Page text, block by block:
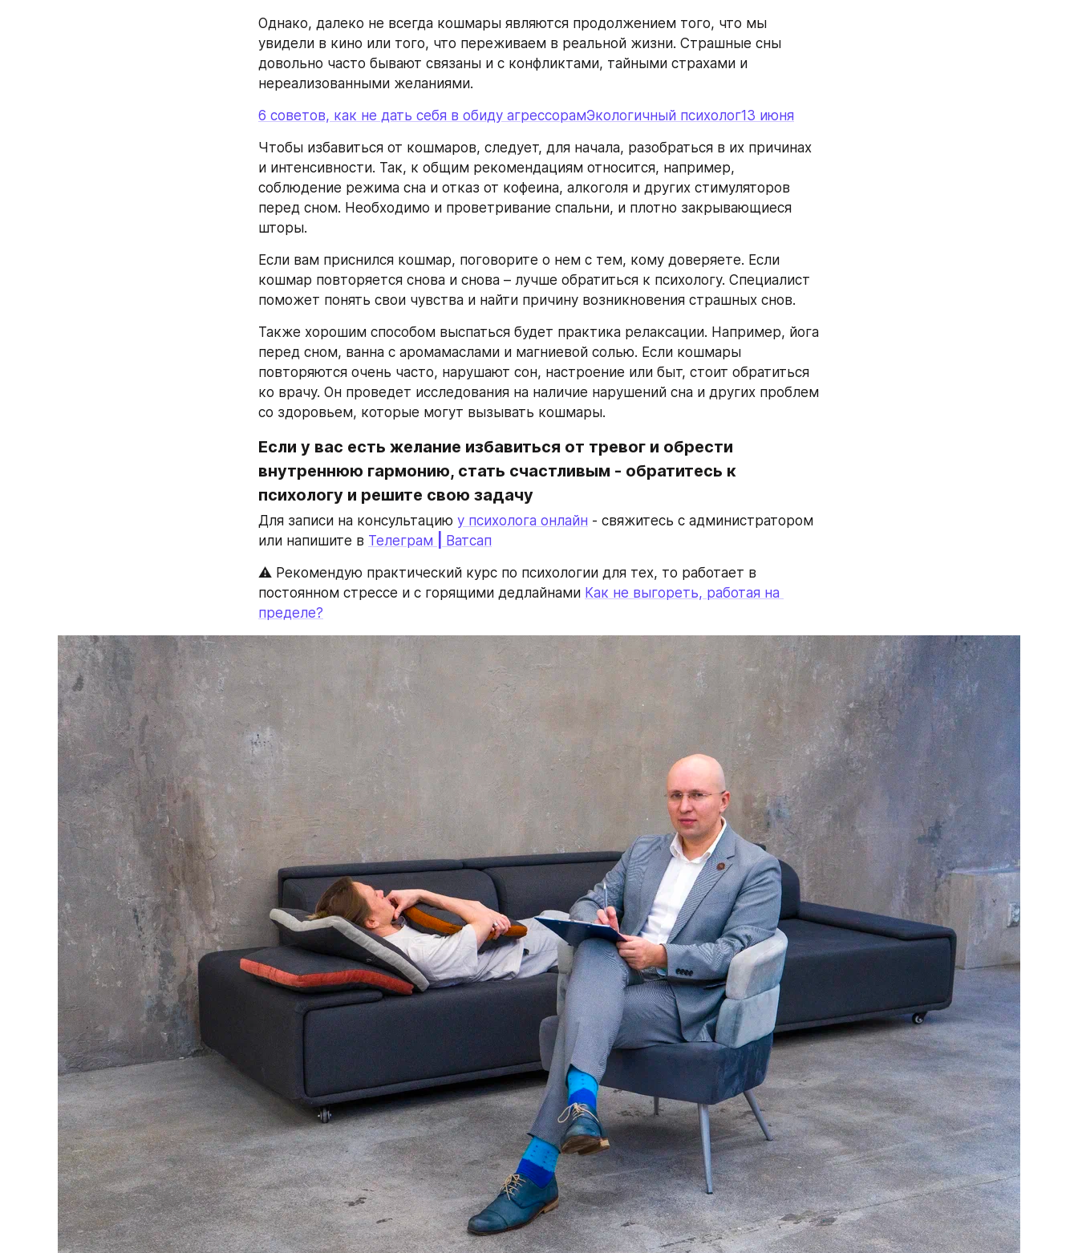
Однако, далеко не всегда кошмары являются продолжением того, что мы
увидели в кино или того, что переживаем в реальной жизни. Страшные сны
довольно часто бывают связаны и с конфликтами, тайными страхами и
нереализованными желаниями.
6 советов, как не дать себя в обиду агрессорамЭкологичный психолог13 июня
Чтобы избавиться от кошмаров, следует, для начала, разобраться в их причинах
и интенсивности. Так, к общим рекомендациям относится, например,
соблюдение режима сна и отказ от кофеина, алкоголя и других стимуляторов
перед сном. Необходимо и проветривание спальни, и плотно закрывающиеся
шторы.
Если вам приснился кошмар, поговорите о нем с тем, кому доверяете. Если
кошмар повторяется снова и снова – лучше обратиться к психологу. Специалист
поможет понять свои чувства и найти причину возникновения страшных снов.
Также хорошим способом выспаться будет практика релаксации. Например, йога
перед сном, ванна с аромамаслами и магниевой солью. Если кошмары
повторяются очень часто, нарушают сон, настроение или быт, стоит обратиться
ко врачу. Он проведет исследования на наличие нарушений сна и других проблем
со здоровьем, которые могут вызывать кошмары.
Если у вас есть желание избавиться от тревог и обрести
внутреннюю гармонию, стать счастливым - обратитесь к
психологу и решите свою задачу
Для записи на консультацию у психолога онлайн - свяжитесь с администратором
или напишите в Телеграм
Ватсап
⚠️ Рекомендую практический курс по психологии для тех, то работает в
постоянном стрессе и с горящими дедлайнами Как не выгореть, работая на
пределе?